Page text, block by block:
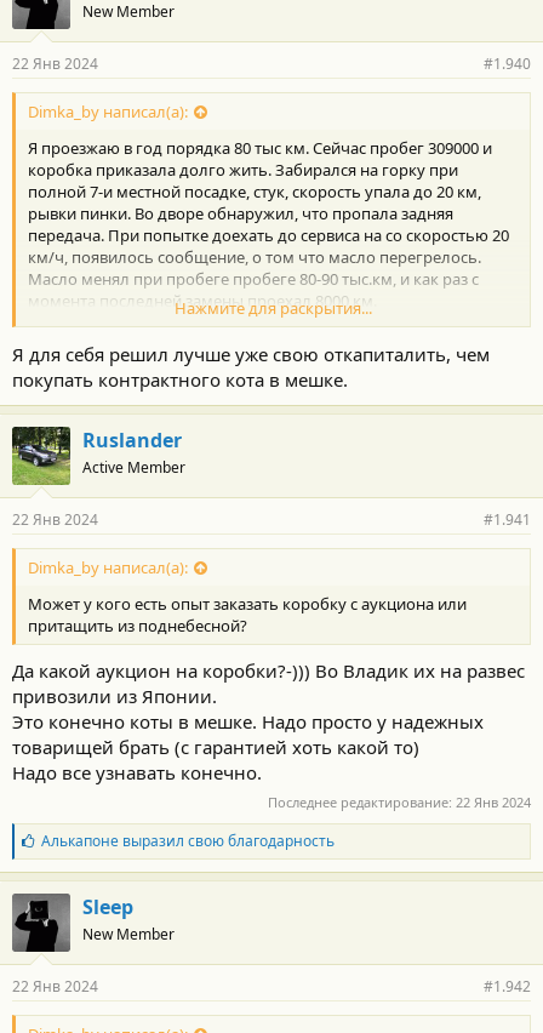
New Member
22 Янв 2024 #1.940
Dimka_by написал(а):
Я проезжаю в год порядка 80 тыс км. Сейчас пробег 309000 и
коробка приказала долго жить. Забирался на горку при
полной 7-и местной посадке, стук, скорость упала до 20 км,
рывки пинки. Во дворе обнаружил, что пропала задняя
передача. При попытке доехать до сервиса на со скоростью 20
км/ч, появилось сообщение, о том что масло перегрелось.
Масло менял при пробеге пробеге 80-90 тыс.км, и как раз с
момента последней замены проехал 8000 км.
Про коробку U151F пишут, что у нее ресурс 300 тыс. км. По ход
так и есть. Но я не скажу, что я прилежный водитель,
стаперовская езда не для меня. Рывки со старта, город 90-100,
трасса 150 км. А теперь поиск нового агрегата. В toyota центре
обозначили стоимость порядка 12000$, за новую коробку. В
ремонте восстановление, возможно при помощи контрактной
порядка $3-5 тыс. Вижу, что ловить тут нечего.
Может у кого есть опыт заказать коробку с аукциона или
притащить из поднебесной?
Нажмите для раскрытия...
Я для себя решил лучше уже свою откапиталить, чем
покупать контрактного кота в мешке.
Ruslander
Active Member
22 Янв 2024 #1.941
Dimka_by написал(а):
Может у кого есть опыт заказать коробку с аукциона или
притащить из поднебесной?
Да какой аукцион на коробки?-))) Во Владик их на развес
привозили из Японии.
Это конечно коты в мешке. Надо просто у надежных
товарищей брать (с гарантией хоть какой то)
Надо все узнавать конечно.
Последнее редактирование: 22 Янв 2024
Б
л
а
г
о
а
н
о
Алькапоневыразил свою благодарность
Sleep
New Member
22 Янв 2024 #1.942